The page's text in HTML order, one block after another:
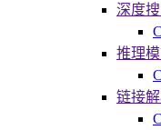
深度
推理
链接